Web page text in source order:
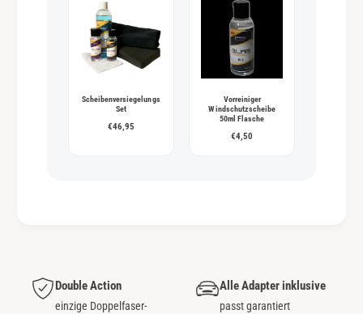
Scheibenversiegelungs
Set
€46,95
Vorreiniger
Windschutzscheibe
50ml Flasche
€4,50
Double Action
einzige Doppelfaser-
Alle Adapter inklusive
passt garantiert